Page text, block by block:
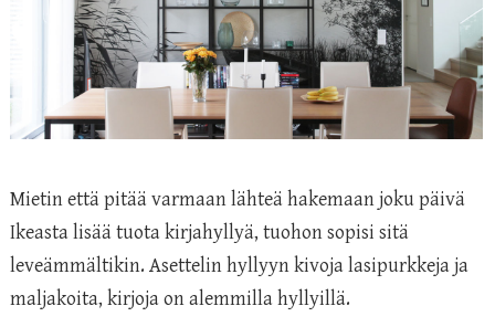
Mietin että pitää varmaan lähteä hakemaan joku päivä
Ikeasta lisää tuota kirjahyllyä, tuohon sopisi sitä
leveämmältikin. Asettelin hyllyyn kivoja lasipurkkeja ja
maljakoita, kirjoja on alemmilla hyllyillä.